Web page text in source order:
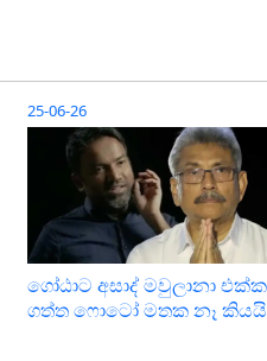
25-06-26
ගෝඨාට අසාද් මවුලානා එක්ක
ගත්ත ෆොටෝ මතක නෑ කියයි